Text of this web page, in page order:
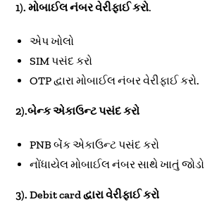
1). મોબાઈલ નંબર વેરીફાઈ કરો.
એપ ખોલો
SIM પસંદ કરો
OTP દ્વારા મોબાઈલ નંબર વેરીફાઈ કરો.
2).બેન્ક એકાઉન્ટ પસંદ કરો
PNB બેંક એકાઉન્ટ પસંદ કરો
નોંધાયેલ મોબાઈલ નંબર સાથે ખાતું જોડો
3). Debit card દ્વારા વેરીફાઈ કરો